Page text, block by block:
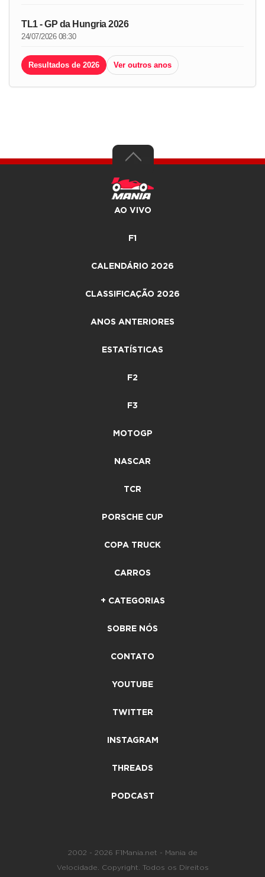
TL1 - GP da Hungria 2026
24/07/2026 08:30
Resultados de 2026 Ver outros anos
AO VIVO
F1
CALENDÁRIO 2026
CLASSIFICAÇÃO 2026
ANOS ANTERIORES
ESTATÍSTICAS
F2
F3
MOTOGP
NASCAR
TCR
PORSCHE CUP
COPA TRUCK
CARROS
+ CATEGORIAS
SOBRE NÓS
CONTATO
YOUTUBE
TWITTER
INSTAGRAM
THREADS
PODCAST
2002 - 2026 F1Mania.net - Mania de
Velocidade. Copyright. Todos os Direitos